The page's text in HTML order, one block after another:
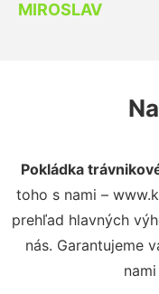
MIROSLAV
Pokládka
toho s nami –
prehľad hlavných
nás. Garantujeme